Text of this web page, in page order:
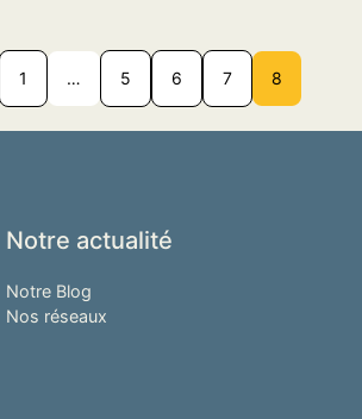
1 … 5 6 7 8
Notre actualité
Notre Blog
Nos réseaux